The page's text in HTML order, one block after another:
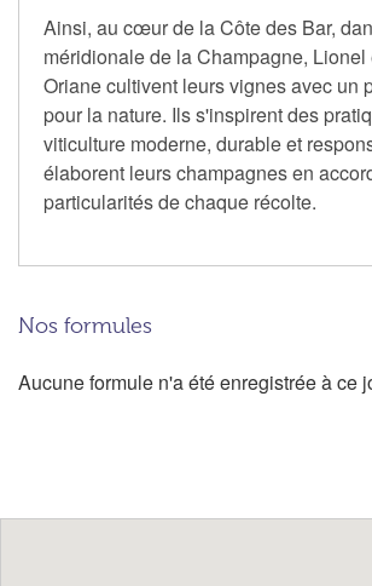
Ainsi, au cœur de la Côte des Bar,
méridionale de la Champagne, Lionel
Oriane cultivent leurs vignes avec un
pour la nature. Ils s'inspirent des
viticulture moderne, durable et
élaborent leurs champagnes en
particularités de chaque récolte.
Nos formules
Aucune formule n'a été enregistrée à ce